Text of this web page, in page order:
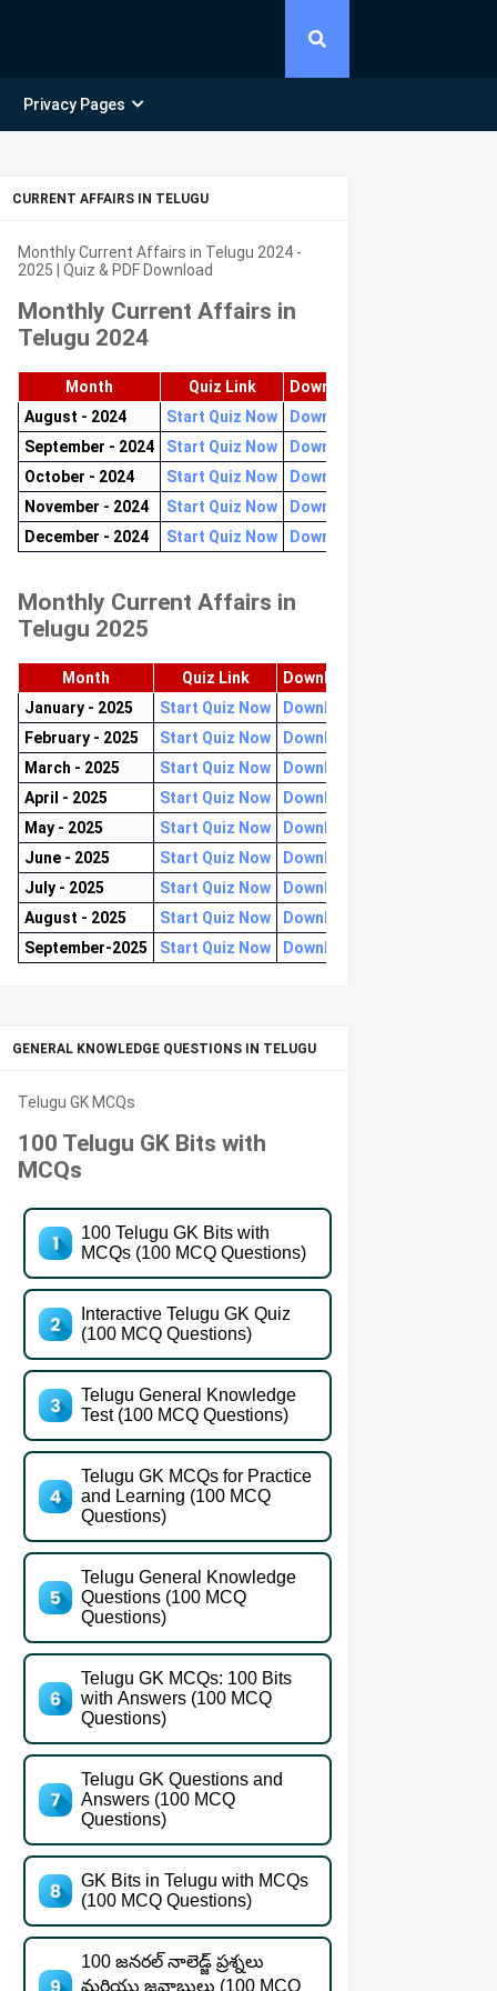
Privacy Pages
CURRENT AFFAIRS IN TELUGU
Monthly Current Affairs in Telugu 2024 -
2025 | Quiz & PDF Download
Monthly Current Affairs in
Telugu 2024
Month Quiz Link
Download PDF
August - 2024
Start Quiz Now
Download now
September - 2024
Start Quiz Now
Download now
October - 2024
Start Quiz Now
Download now
November - 2024
Start Quiz Now
Download now
December - 2024
Start Quiz Now Download now
Monthly Current Affairs in
Telugu 2025
Month Quiz Link
Download PDF
January - 2025
Start Quiz Now
Download now
February - 2025
Start Quiz Now
Download now
March - 2025
Start Quiz Now
Download now
April - 2025
Start Quiz Now
Download now
May - 2025
Start Quiz Now
Download now
June - 2025
Start Quiz Now
Download now
July - 2025
Start Quiz Now
Download now
August - 2025
Start Quiz Now
Download now
September-2025
Start Quiz Now Download now
GENERAL KNOWLEDGE QUESTIONS IN TELUGU
Telugu GK MCQs
100 Telugu GK Bits with
MCQs
100 Telugu GK Bits with
MCQs (100 MCQ Questions)
Interactive Telugu GK Quiz
(100 MCQ Questions)
Telugu General Knowledge
Test (100 MCQ Questions)
Telugu GK MCQs for Practice
and Learning (100 MCQ
Questions)
Telugu General Knowledge
Questions (100 MCQ
Questions)
Telugu GK MCQs: 100 Bits
with Answers (100 MCQ
Questions)
Telugu GK Questions and
Answers (100 MCQ
Questions)
GK Bits in Telugu with MCQs
(100 MCQ Questions)
100 జనరల్ నాలెడ్జ్ ప్రశ్నలు
మరియు జవాబులు (100 MCQ